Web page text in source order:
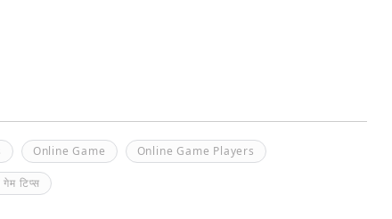
Online Game Online Game Players
टिप्स